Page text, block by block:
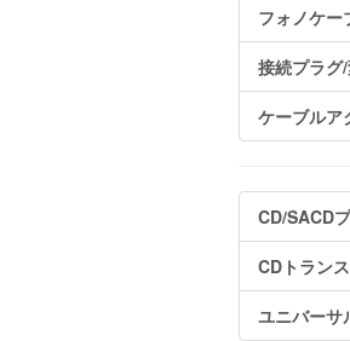
フォノケー
接続プラグ
ケーブルア
CD/SACD
CDトラン
ユニバーサ